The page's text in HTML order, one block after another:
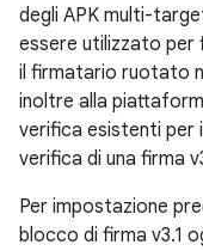
degli APK multi-
essere utilizzato per
il firmatario ruotato
inoltre alla
verifica esistenti per
verifica di una firma
Per impostazione
blocco di firma v3.1